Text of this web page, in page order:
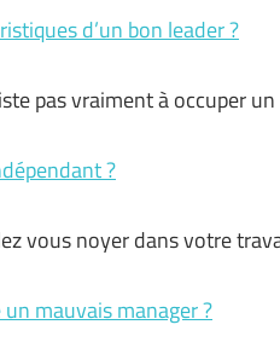
d’un bon leader ?
pas vraiment à occuper
?
vous noyer dans votre
mauvais manager ?